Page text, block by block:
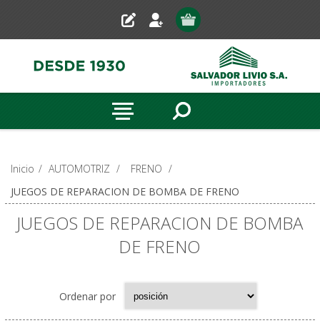
Inicio / AUTOMOTRIZ / FRENO /
JUEGOS DE REPARACION DE BOMBA DE FRENO
JUEGOS DE REPARACION DE BOMBA
DE FRENO
Ordenar por